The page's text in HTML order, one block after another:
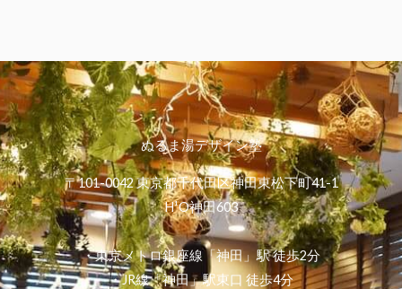
ぬるま湯デザイン塾
〒101-0042 東京都千代田区神田東松下町41-1
H¹O神田603
・東京メトロ銀座線「神田」駅 徒歩2分
・JR線「神田」駅東口 徒歩4分